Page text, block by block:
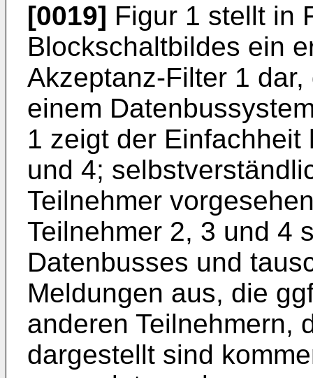
[0019] Figur 1 stellt in
Blockschaltbildes ein
Akzeptanz-Filter 1
einem
1 zeigt der Einfachheit
und 4;
Teilnehmer
Teilnehmer 2, 3 und 4
Datenbusses und
Meldungen aus, die
anderen Teilnehmern,
dargestellt sind